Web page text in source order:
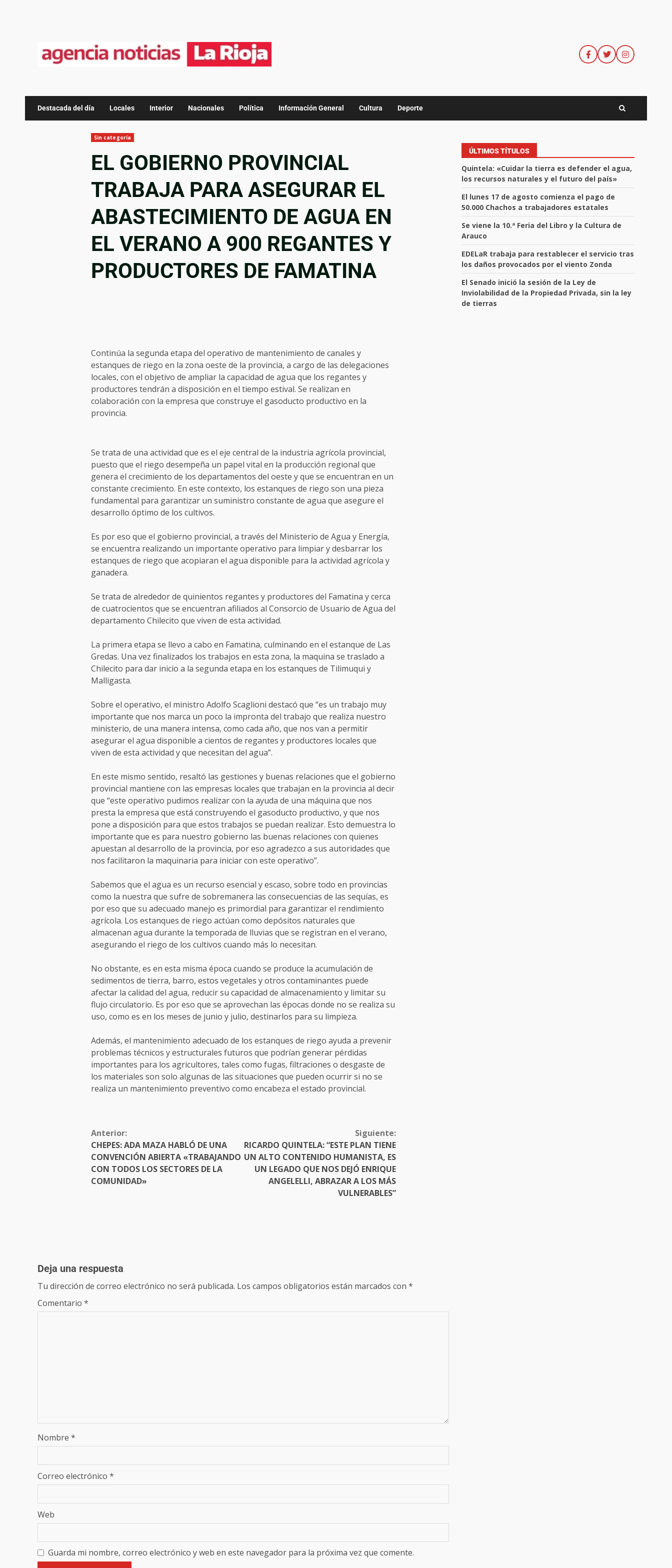
Destacada del día Locales Interior Nacionales Política Información General Cultura Deporte
Sin categoría
EL GOBIERNO PROVINCIAL
TRABAJA PARA ASEGURAR EL
ABASTECIMIENTO DE AGUA EN
EL VERANO A 900 REGANTES Y
PRODUCTORES DE FAMATINA
Continúa la segunda etapa del operativo de mantenimiento de canales y
estanques de riego en la zona oeste de la provincia, a cargo de las delegaciones
locales, con el objetivo de ampliar la capacidad de agua que los regantes y
productores tendrán a disposición en el tiempo estival. Se realizan en
colaboración con la empresa que construye el gasoducto productivo en la
provincia.
Se trata de una actividad que es el eje central de la industria agrícola provincial,
puesto que el riego desempeña un papel vital en la producción regional que
genera el crecimiento de los departamentos del oeste y que se encuentran en un
constante crecimiento. En este contexto, los estanques de riego son una pieza
fundamental para garantizar un suministro constante de agua que asegure el
desarrollo óptimo de los cultivos.
Es por eso que el gobierno provincial, a través del Ministerio de Agua y Energía,
se encuentra realizando un importante operativo para limpiar y desbarrar los
estanques de riego que acopiaran el agua disponible para la actividad agrícola y
ganadera.
Se trata de alrededor de quinientos regantes y productores del Famatina y cerca
de cuatrocientos que se encuentran afiliados al Consorcio de Usuario de Agua del
departamento Chilecito que viven de esta actividad.
La primera etapa se llevo a cabo en Famatina, culminando en el estanque de Las
Gredas. Una vez finalizados los trabajos en esta zona, la maquina se traslado a
Chilecito para dar inicio a la segunda etapa en los estanques de Tilimuqui y
Malligasta.
Sobre el operativo, el ministro Adolfo Scaglioni destacó que “es un trabajo muy
importante que nos marca un poco la impronta del trabajo que realiza nuestro
ministerio, de una manera intensa, como cada año, que nos van a permitir
asegurar el agua disponible a cientos de regantes y productores locales que
viven de esta actividad y que necesitan del agua”.
En este mismo sentido, resaltó las gestiones y buenas relaciones que el gobierno
provincial mantiene con las empresas locales que trabajan en la provincia al decir
que “este operativo pudimos realizar con la ayuda de una máquina que nos
presta la empresa que está construyendo el gasoducto productivo, y que nos
pone a disposición para que estos trabajos se puedan realizar. Esto demuestra lo
importante que es para nuestro gobierno las buenas relaciones con quienes
apuestan al desarrollo de la provincia, por eso agradezco a sus autoridades que
nos facilitaron la maquinaria para iniciar con este operativo”.
Sabemos que el agua es un recurso esencial y escaso, sobre todo en provincias
como la nuestra que sufre de sobremanera las consecuencias de las sequías, es
por eso que su adecuado manejo es primordial para garantizar el rendimiento
agrícola. Los estanques de riego actúan como depósitos naturales que
almacenan agua durante la temporada de lluvias que se registran en el verano,
asegurando el riego de los cultivos cuando más lo necesitan.
No obstante, es en esta misma época cuando se produce la acumulación de
sedimentos de tierra, barro, estos vegetales y otros contaminantes puede
afectar la calidad del agua, reducir su capacidad de almacenamiento y limitar su
flujo circulatorio. Es por eso que se aprovechan las épocas donde no se realiza su
uso, como es en los meses de junio y julio, destinarlos para su limpieza.
Además, el mantenimiento adecuado de los estanques de riego ayuda a prevenir
problemas técnicos y estructurales futuros que podrían generar pérdidas
importantes para los agricultores, tales como fugas, filtraciones o desgaste de
los materiales son solo algunas de las situaciones que pueden ocurrir si no se
realiza un mantenimiento preventivo como encabeza el estado provincial.
Anterior:
CHEPES: ADA MAZA HABLÓ DE UNA
CONVENCIÓN ABIERTA «TRABAJANDO
CON TODOS LOS SECTORES DE LA
COMUNIDAD»
Siguiente:
RICARDO QUINTELA: “ESTE PLAN TIENE
UN ALTO CONTENIDO HUMANISTA, ES
UN LEGADO QUE NOS DEJÓ ENRIQUE
ANGELELLI, ABRAZAR A LOS MÁS
VULNERABLES”
Deja una respuesta
Tu dirección de correo electrónico no será publicada. Los campos obligatorios están marcados con *
Comentario *
Nombre *
Correo electrónico *
Web
Guarda mi nombre, correo electrónico y web en este navegador para la próxima vez que comente.
ÚLTIMOS TÍTULOS
Quintela: «Cuidar la tierra es defender el agua,
los recursos naturales y el futuro del país»
El lunes 17 de agosto comienza el pago de
50.000 Chachos a trabajadores estatales
Se viene la 10.ª Feria del Libro y la Cultura de
Arauco
EDELaR trabaja para restablecer el servicio tras
los daños provocados por el viento Zonda
El Senado inició la sesión de la Ley de
Inviolabilidad de la Propiedad Privada, sin la ley
de tierras